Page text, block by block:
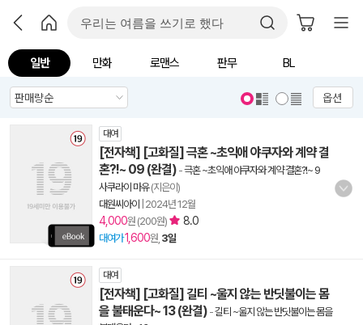
일반 만화 로맨스 판무 BL
옵션
대여
[전자책] [고화질] 극혼 ~초익애 야쿠자와 계약 결
혼?!~ 09 (완결) -극혼 ~초익애 야쿠자와 계약 결혼?!~ 9
사쿠라이 마유(지은이)
대원씨아이
2024년 12월
4,000원 (200원) 8.0
대여가1,600원, 3일
대여
[전자책] [고화질] 길티 ~울지 않는 반딧불이는 몸
을 불태운다~ 13 (완결) -길티 ~울지 않는 반딧불이는 몸을